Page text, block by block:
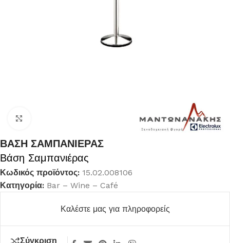
ΒΑΣΗ ΣΑΜΠΑΝΙΕΡΑΣ
Βάση Σαμπανιέρας
Κωδικός προϊόντος: 15.02.008106
Κατηγορία: Bar – Wine – Café
Καλέστε μας για πληροφορείς
Σύγκριση